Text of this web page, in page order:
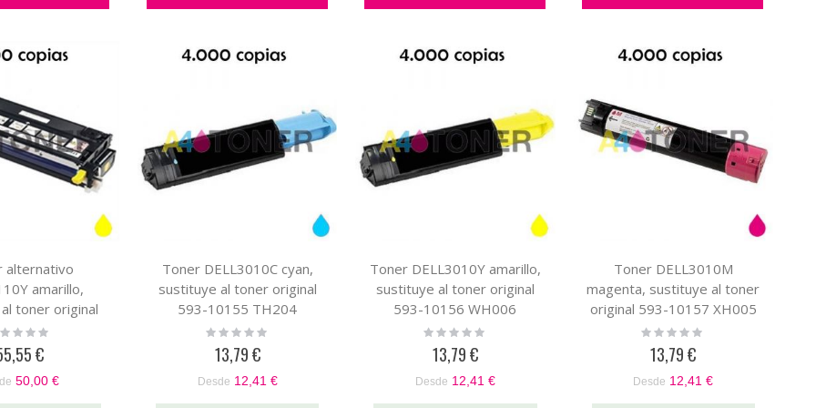
alternativo
amarillo,
toner original
10173
€
50,00 €
Toner DELL3010C cyan,
sustituye al toner original
593-10155 TH204
Rating:
13,79 €
Desde 12,41 €
Toner DELL3010Y amarillo,
sustituye al toner original
593-10156 WH006
Rating:
13,79 €
Desde 12,41 €
Toner DELL3010M
magenta, sustituye al toner
original 593-10157 XH005
Rating:
13,79 €
Desde 12,41 €